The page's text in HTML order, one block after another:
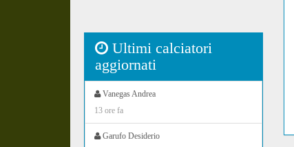
Ultimi calciatori
aggiornati
Vanegas Andrea
13 ore fa
Garufo Desiderio